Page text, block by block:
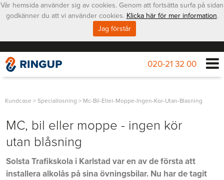
020-21 32 00
Kundcase > Speciallosning > Mc-Bil-Eller-Moppe-Ingen-Kor-Utan-Blasning
MC, bil eller moppe - ingen kör
utan blåsning
Solsta Trafikskola i Karlstad var en av de första att
installera alkolås på sina övningsbilar. Nu har de tagit
Vår hemsida använder sig av cookies. Genom att fortsätta surfa på sidan
godkänner du att vi använder cookies. Klicka här för mer information.
Jag förstår